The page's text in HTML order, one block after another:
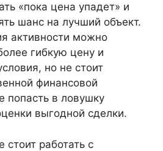
«пока цена упадет» и
шанс на лучший объект.
активности можно
гибкую цену и
но не стоит
финансовой
попасть в ловушку
выгодной сделки.
работать с